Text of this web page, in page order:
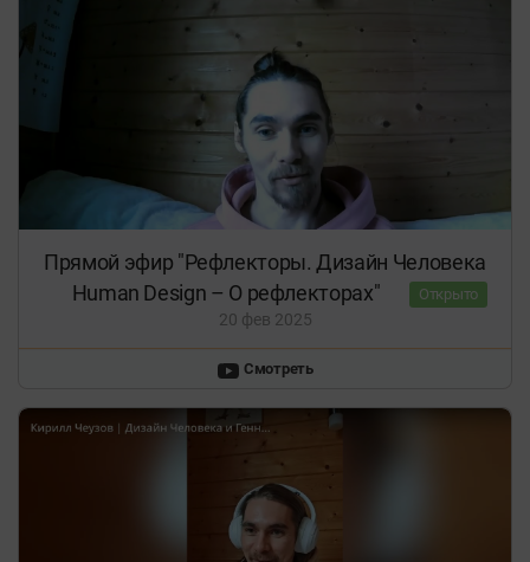
Прямой эфир "Рефлекторы. Дизайн Человека
Human Design – О рефлекторах"
Открыто
20 фев 2025
Смотреть